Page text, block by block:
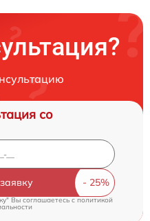
со
Вы соглашаетесь cполитикой